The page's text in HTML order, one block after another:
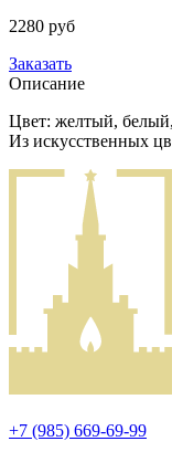
2280 руб
Заказать
Описание
Цвет: желтый,
Из искусственных
+7 (985) 669-69-99